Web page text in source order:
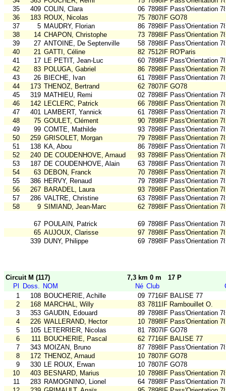
35
409 COLIN, Clara 06 7898IF Pass'Orientation
36
183 ROUX, Nicolas 75 7807IF GO78
37
5 MAUDRY, Florian 86 7898IF Pass'Orientation
38
14 CHAPON, Christophe 73 7898IF Pass'Orientation
39
27 ANTOINE, De Septenville 58 7898IF Pass'Orientation
40
21 GATTI, Céline 82 7512IF RO'Paris
41
17 LE PETIT, Jean-Luc 60 7898IF Pass'Orientation
42
83 POLUGA, Gabriel 86 7898IF Pass'Orientation
43
26 BIECHE, Ivan 61 7898IF Pass'Orientation
44
173 THENOZ, Bertrand 62 7807IF GO78
45
319 MATHIEU, Remi 02 7898IF Pass'Orientation
46
142 LECLERC, Patrick 66 7898IF Pass'Orientation
47
401 LAMBERT, Yannick 61 7898IF Pass'Orientation
48
75 GOULET, Clément 90 7898IF Pass'Orientation
49
99 COMTE, Mathilde 93 7898IF Pass'Orientation
50
259 GRISOLET, Morgan 79 7898IF Pass'Orientation
51
138 KA, Abou 86 7898IF Pass'Orientation
52
240 DE COUDENHOVE, Arnaud 93 7898IF Pass'Orientation
53
187 DE COUDENHOVE, Alain 63 7898IF Pass'Orientation
54
63 DEBON, Franck 70 7898IF Pass'Orientation
55
386 HERVY, Renaud 79 7898IF Pass'Orientation
56
267 BARADEL, Laura 93 7898IF Pass'Orientation
57
286 VALTRE, Christine 63 7898IF Pass'Orientation
58
9 SIMIAND, Jean-Marc 62 7898IF Pass'Orientation
67 POULAIN, Patrick 69 7898IF Pass'Orientation
65 AUJOUX, Clarisse 97 7898IF Pass'Orientation
339 DUNY, Philippe 69 7898IF Pass'Orientation
Circuit M (117) 7,3 km 0 m
17 P
Pl
Doss. NOM Né Club
1
108 BOUCHERIE, Achille 09 7716IF BALISE 77
2
168 MARCHAL, Willy 83 7811IF Rambouillet O.
3
353 GAUDIN, Edouard 89 7898IF Pass'Orientation
4
226 WALLERAND, Hector 10 7898IF Pass'Orientation
5
105 LETERRIER, Nicolas 81 7807IF GO78
6
111 BOUCHERIE, Pascal 62 7716IF BALISE 77
7
343 MOIZAN, Bruno 87 7898IF Pass'Orientation
8
172 THENOZ, Arnaud 10 7807IF GO78
9
330 LE ROUX, Erwan 10 7807IF GO78
10
403 BESNARD, Marius 10 7898IF Pass'Orientation
11
283 RAMOGNINO, Lionel 64 7898IF Pass'Orientation